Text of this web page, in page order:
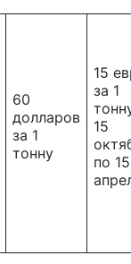
60
долларов
за 1
тонну
15
за 1
15
по 15